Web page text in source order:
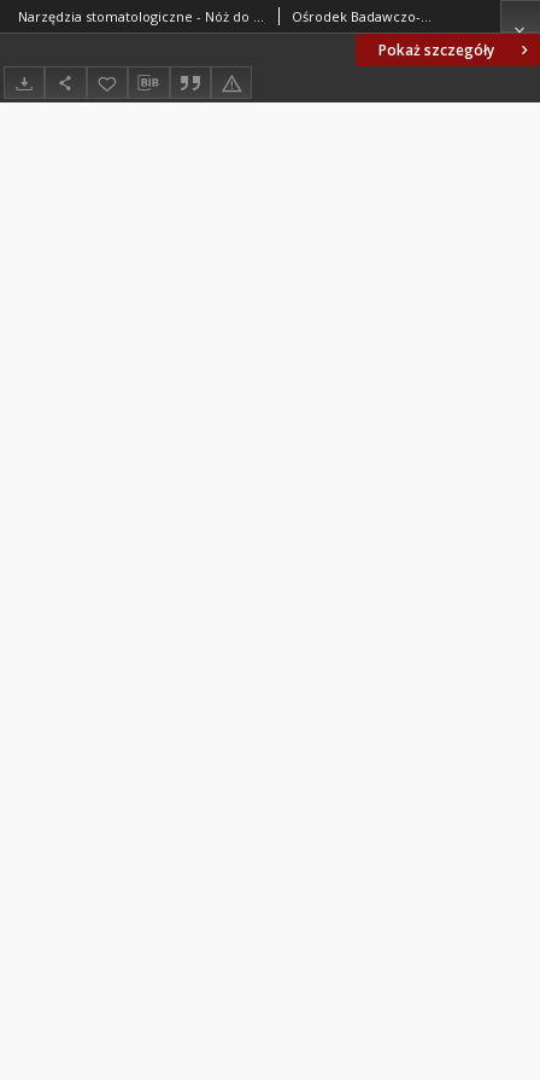
Pokaż szczegóły
Narzędzia stomatologiczne - Nóż do gipsu BN-74/5926-18 Ośrodek Badawczo-Rozwojowy Techniki Medycznej ORMED. Oprac.